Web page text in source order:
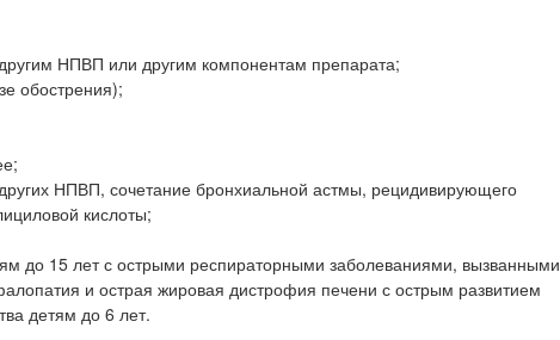
НПВП или другим компонентам препарата;
обострения);
НПВП, сочетание бронхиальной астмы, рецидивирующего
кислоты;
до 15 лет с острыми респираторными заболеваниями, вызванными
и острая жировая дистрофия печени с острым развитием
детям до 6 лет.